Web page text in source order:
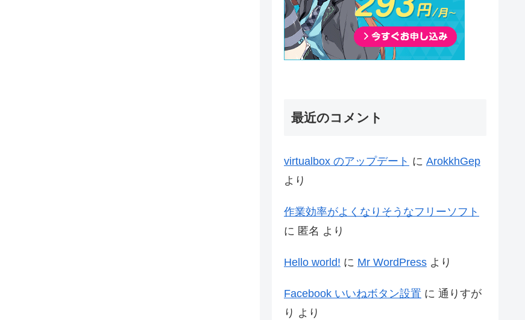
最近のコメント
virtualbox のアップデート に ArokkhGep
より
作業効率がよくなりそうなフリーソフト
に 匿名 より
Hello world! に Mr WordPress より
Facebook いいねボタン設置 に 通りすが
り より